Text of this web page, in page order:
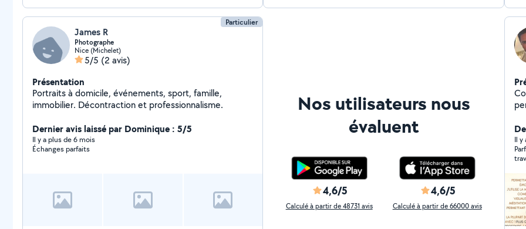
Particulier
James R
Photographe
Nice (Michelet)
5/5 (2 avis)
Présentation
Portraits à domicile, événements, sport, famille,
immobilier. Décontraction et professionnalisme.
Dernier avis laissé par Dominique : 5/5
Il y a plus de 6 mois
Échanges parfaits
Nos utilisateurs nous
évaluent
4,6/5
Calculé à partir de 48731 avis
4,6/5
Calculé à partir de 66000 avis
de votre
Il y
travail. Christophe a été très à